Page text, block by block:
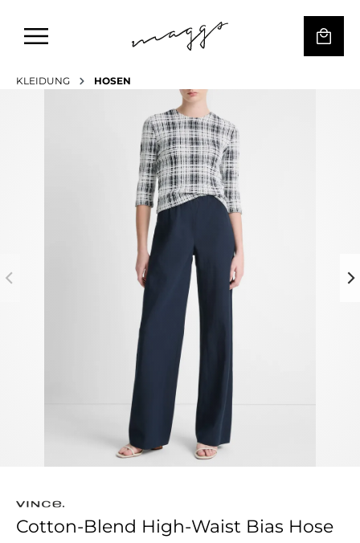
KLEIDUNG HOSEN
Cotton-Blend High-Waist Bias Hose